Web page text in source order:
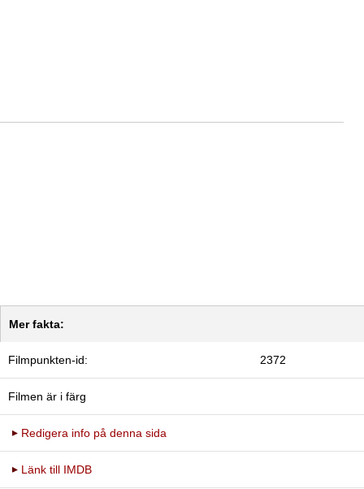
Mer fakta:
Filmpunkten-id: 2372
Filmen är i färg
Redigera info på denna sida
Länk till IMDB